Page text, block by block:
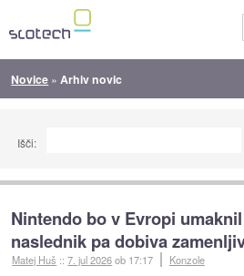
Novice » Arhiv novic
Išči:
Nintendo bo v Evropi
naslednik pa dobiva
Matej Huš ::7. jul 2026ob 17:17 Konzole